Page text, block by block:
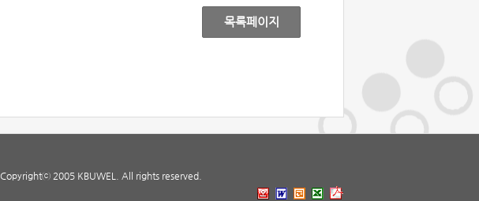
목록페이지
Copyrightⓒ 2005 KBUWEL. All rights reserved.